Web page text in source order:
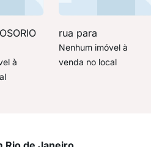
à
rua para
Nenhum imóvel à
venda no local